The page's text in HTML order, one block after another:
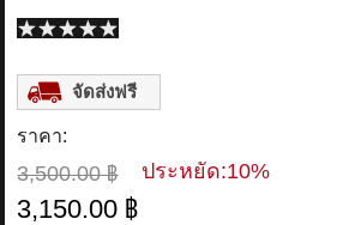
จัดส่งฟรี
ราคา:
3,500.00 ฿ ประหยัด:10%
3,150.00 ฿